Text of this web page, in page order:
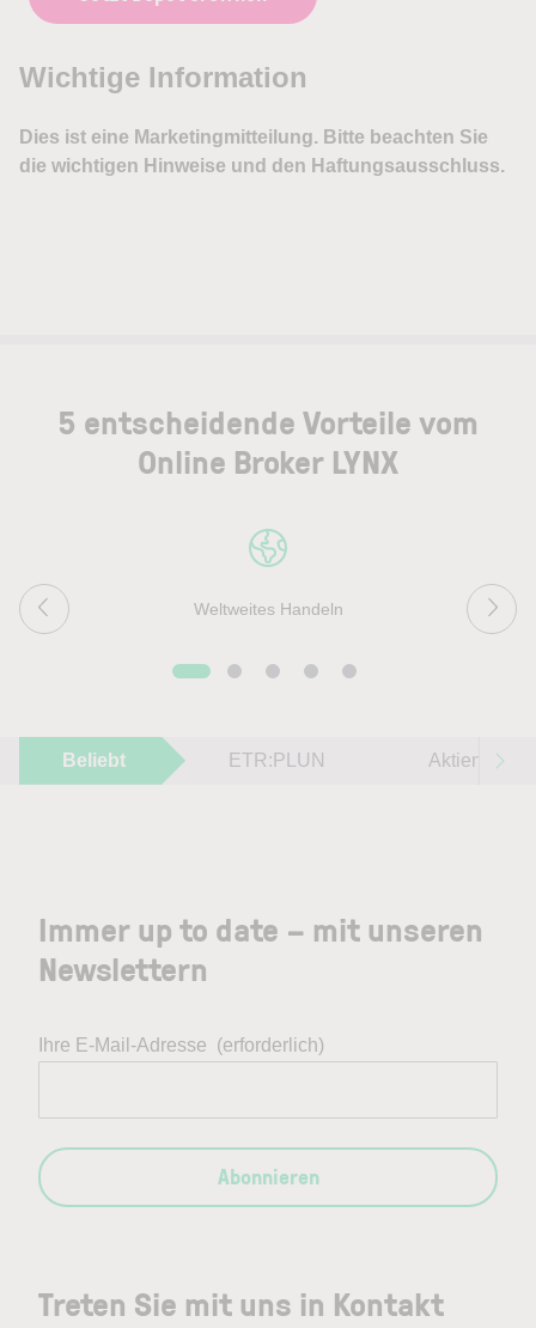
5 entscheidende Vorteile vom
Online Broker LYNX
Weltweites Handeln
Beliebt ETR:PLUN Aktien im
Treten Sie mit uns in Kontakt
Immer up to date – mit unseren
Newslettern
Ihre E-Mail-Adresse (erforderlich)
Abonnieren